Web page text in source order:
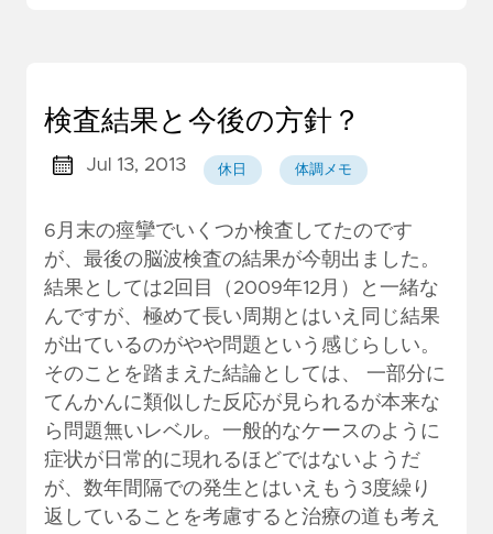
検査結果と今後の方針？
Jul 13, 2013 休日 体調メモ
6月末の痙攣でいくつか検査してたのです
が、最後の脳波検査の結果が今朝出ました。
結果としては2回目（2009年12月）と一緒な
んですが、極めて長い周期とはいえ同じ結果
が出ているのがやや問題という感じらしい。
そのことを踏まえた結論としては、 一部分に
てんかんに類似した反応が見られるが本来な
ら問題無いレベル。一般的なケースのように
症状が日常的に現れるほどではないようだ
が、数年間隔での発生とはいえもう3度繰り
返していることを考慮すると治療の道も考え